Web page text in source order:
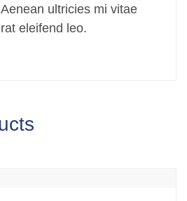
ultricies mi vitae
eleifend leo.